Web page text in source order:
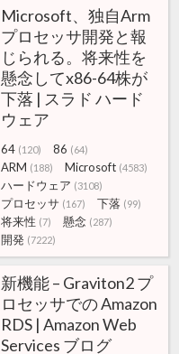
Microsoft、独自Arm
プロセッサ開発と報
じられる。将来性を
懸念してx86-64株が
下落 | スラド ハード
ウェア
64 (120) 86 (64)
ARM (188) Microsoft (4583)
ハードウェア (3108)
プロセッサ (167) 下落 (99)
将来性 (7) 懸念 (287)
開発 (7222)
新機能 – Graviton2 プ
ロセッサでの Amazon
RDS | Amazon Web
Services ブログ